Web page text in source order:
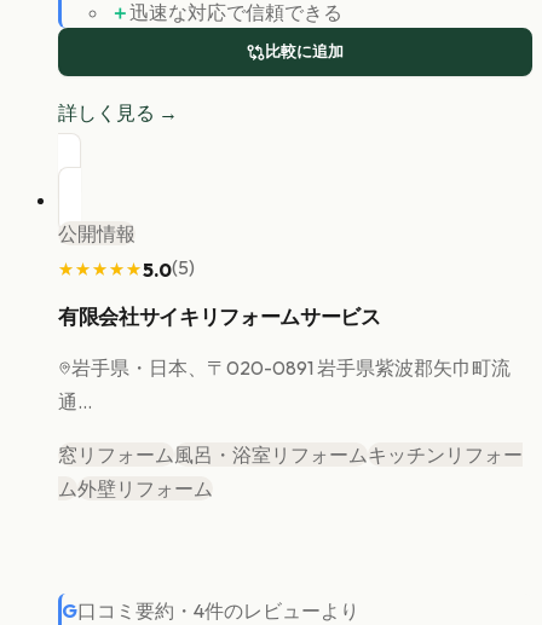
＋迅速な対応で信頼できる
比較に追加
詳しく見る →
公開情報
★★★★★
★★★★★5.0(5)
有限会社サイキリフォームサービス
岩手県 ・日本、〒020-0891 岩手県紫波郡矢巾町流
通...
窓リフォーム 風呂・浴室リフォームキッチンリフォー
ム外壁リフォーム
G口コミ要約 ・ 4件のレビューより